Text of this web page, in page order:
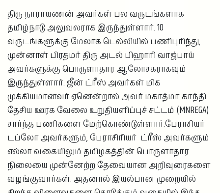
திரு நாராயணன் அவர்கள் பல வருடங்களாக
தமிழ்நாடு அலுவலராக இருந்துள்ளார். 10
வருடங்களுக்கு மேலாக டெல்லியில் பணிபுரிந்து,
முன்னாள் பிரதமர் திரு அடல் பிஹாரி வாஜ்பாய்
அவர்களுக்கு பொருளாதார ஆலோசகராகவும்
இருந்துள்ளார். ஜீன் ட்ரீஸ் அவர்கள் மிக
முக்கியமானவர் ஏனென்றால் அவர் மகாத்மா காந்தி
தேசிய ஊரக வேலை உறுதியளிப்புச் சட்டம் (MNREGA)
சார்ந்த பணிகளை மேற்கொண்டுள்ளார்.பேராசியர்
டப்லோ அவர்களும், பேராசிரியர் ட்ரீஸ் அவர்களும்
எல்லா வகையிலும் தமிழகத்தின் பொருளாதார
நிலையை முன்னேற்ற தேவையான அறிவுரைகளை
வழங்குவார்கள். அதனால் இயல்பான முறையில்